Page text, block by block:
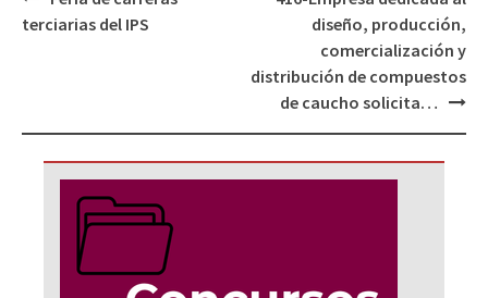
de
terciarias del IPS
diseño, producción,
comercialización y
distribución de compuestos
de caucho solicita…